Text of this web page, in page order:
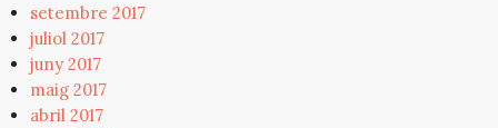
setembre 2017
juliol 2017
juny 2017
maig 2017
abril 2017